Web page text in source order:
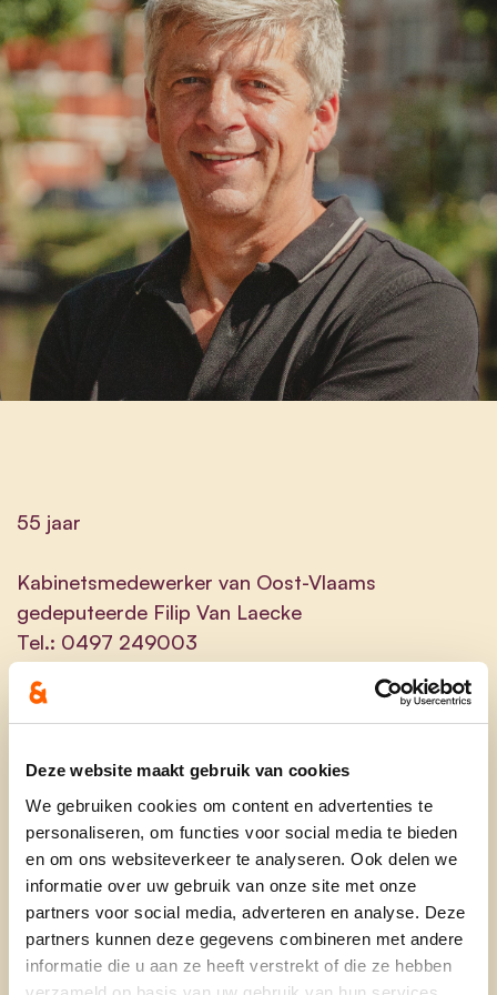
Deze website maakt gebruik van cookies
We gebruiken cookies om content en advertenties te
personaliseren, om functies voor social media te bieden
en om ons websiteverkeer te analyseren. Ook delen we
informatie over uw gebruik van onze site met onze
partners voor social media, adverteren en analyse. Deze
partners kunnen deze gegevens combineren met andere
informatie die u aan ze heeft verstrekt of die ze hebben
55 jaar
Kabinetsmedewerker van Oost-Vlaams
gedeputeerde Filip Van Laecke
Tel.: 0497 249003
Getrouwd met Sarah, papa van Arne (30), Soetkin
(28) en Maurice (8).
verenigingsleven. Als spelend lid van de scouts en
later als leider bij de Chiro, maar ook als monitor
op het speelplein en bestuurder in het jeugdhuis.
Ook de 17 jaar die ik als voorzitter van de Lokerse
Feesten mocht meemaken hebben me veel
geleerd. Op dit moment organiseer ik met enkele